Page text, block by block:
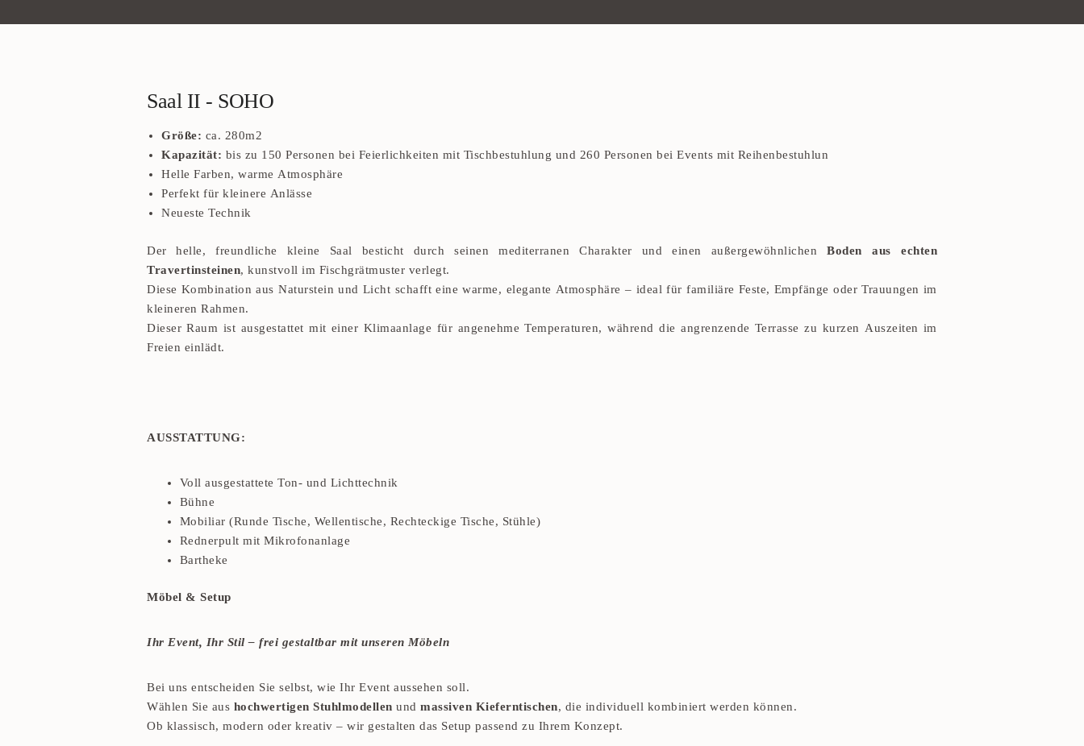
Saal II - SOHO
Größe: ca. 280m2
Kapazität: bis zu 150 Personen bei Feierlichkeiten mit Tischbestuhlung und 260 Personen bei Events mit Reihenbestuhlun
Helle Farben, warme Atmosphäre
Perfekt für kleinere Anlässe
Neueste Technik
Der helle, freundliche kleine Saal besticht durch seinen mediterranen Charakter und einen außergewöhnlichen Boden aus echten
Travertinsteinen, kunstvoll im Fischgrätmuster verlegt.
Diese Kombination aus Naturstein und Licht schafft eine warme, elegante Atmosphäre – ideal für familiäre Feste, Empfänge oder Trauungen im
kleineren Rahmen.
Dieser Raum ist ausgestattet mit einer Klimaanlage für angenehme Temperaturen, während die angrenzende Terrasse zu kurzen Auszeiten im
Freien einlädt.
AUSSTATTUNG:
Voll ausgestattete Ton- und Lichttechnik
Bühne
Mobiliar (Runde Tische, Wellentische, Rechteckige Tische, Stühle)
Rednerpult mit Mikrofonanlage
Bartheke
Möbel & Setup
Ihr Event, Ihr Stil – frei gestaltbar mit unseren Möbeln
Bei uns entscheiden Sie selbst, wie Ihr Event aussehen soll.
Wählen Sie aus hochwertigen Stuhlmodellen und massiven Kieferntischen, die individuell kombiniert werden können.
Ob klassisch, modern oder kreativ – wir gestalten das Setup passend zu Ihrem Konzept.